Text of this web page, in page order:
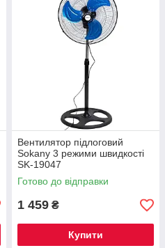
Вентилятор підлоговий
Sokany 3 режими швидкості
SK-19047
Готово до відправки
1 459 ₴
Купити